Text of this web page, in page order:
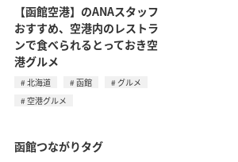
【函館空港】のANAスタッフ
おすすめ、空港内のレストラ
ンで食べられるとっておき空
港グルメ
北海道 函館
グルメ
空港グルメ
函館つながりタグ